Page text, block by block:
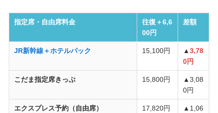
指定席・自由席料金
往復＋6,6
00円
差額
JR新幹線＋ホテルパック 15,100円 ▲3,78
0円
こだま指定席きっぷ 15,800円
▲3,08
0円
エクスプレス予約（自由席） 17,820円
▲1,06